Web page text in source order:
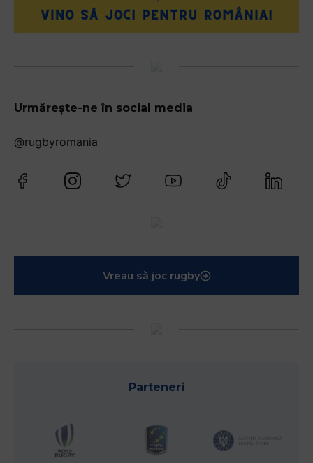
Urmărește-ne în social media
@rugbyromania
Vreau să joc rugby
Parteneri